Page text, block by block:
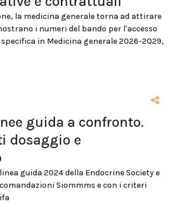
la medicina generale torna ad attirare
i numeri del bando per l'accesso
in Medicina generale 2026-2029,
guida a confronto.
dosaggio e
guida 2024 della Endocrine Society e
Siommms e con i criteri